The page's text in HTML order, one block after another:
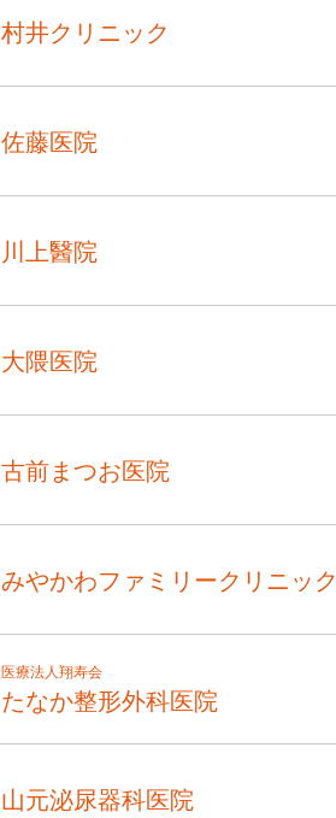
村井クリニック
佐藤医院
川上醫院
大隈医院
古前まつお医院
みやかわファミリークリニック
医療法人翔寿会
たなか整形外科医院
山元泌尿器科医院